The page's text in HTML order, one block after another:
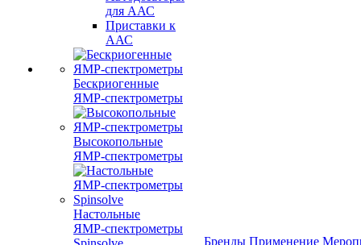
для ААС
Приставки к
ААС
Бескриогенные
ЯМР‑спектрометры
Высокопольные
ЯМР‑спектрометры
Настольные
ЯМР‑спектрометры
Бренды Применение